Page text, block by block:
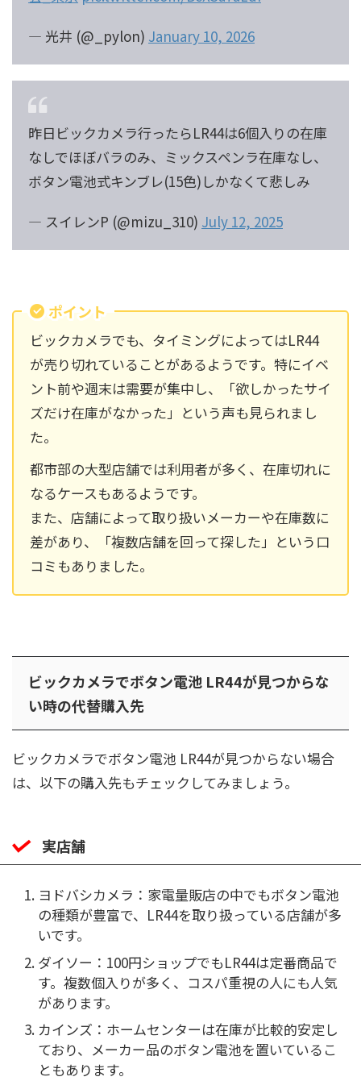
— 光井 (@_pylon) January 10, 2026
昨日ビックカメラ行ったらLR44は6個入りの在庫
なしでほぼバラのみ、ミックスペンラ在庫なし、
ボタン電池式キンブレ(15色)しかなくて悲しみ
— スイレンP (@mizu_310) July 12, 2025
ポイント
ビックカメラでも、タイミングによってはLR44
が売り切れていることがあるようです。特にイベ
ント前や週末は需要が集中し、「欲しかったサイ
ズだけ在庫がなかった」という声も見られまし
た。
都市部の大型店舗では利用者が多く、在庫切れに
なるケースもあるようです。
また、店舗によって取り扱いメーカーや在庫数に
差があり、「複数店舗を回って探した」という口
コミもありました。
ビックカメラでボタン電池 LR44が見つからな
い時の代替購入先
ビックカメラでボタン電池 LR44が見つからない場合
は、以下の購入先もチェックしてみましょう。
実店舗
ヨドバシカメラ：家電量販店の中でもボタン電池
の種類が豊富で、LR44を取り扱っている店舗が多
いです。
ダイソー：100円ショップでもLR44は定番商品で
す。複数個入りが多く、コスパ重視の人にも人気
があります。
カインズ：ホームセンターは在庫が比較的安定し
ており、メーカー品のボタン電池を置いているこ
ともあります。